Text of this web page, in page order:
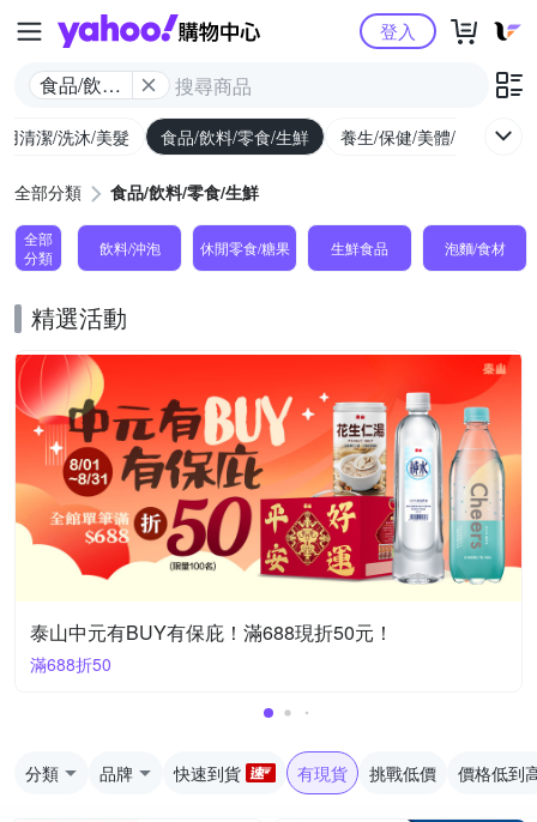
Yahoo購物中心
食品/飲料/
登入
清潔/洗沐/美髮 食品/飲料/零食/生鮮 養生/保健/美體/醫療
全部分類 食品/飲料/零食/生鮮
全部
分類
飲料/沖泡 休閒零食/糖果 生鮮食品 泡麵/食材
精選活動
泰山中元有BUY有保庇！滿688現折50元！
滿688折50
分類 品牌 快速到貨 有現貨 挑戰低價 價格低到